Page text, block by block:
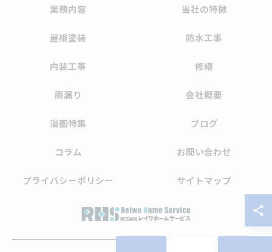
業務内容 当社の特徴
屋根塗装 防水工事
内装工事 修繕
雨漏り 会社概要
漫画特集 ブログ
コラム お問い合わせ
プライバシーポリシー サイトマップ